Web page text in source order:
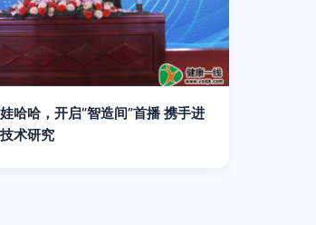
哈哈，开启“智造间”首播 携手进
术研究